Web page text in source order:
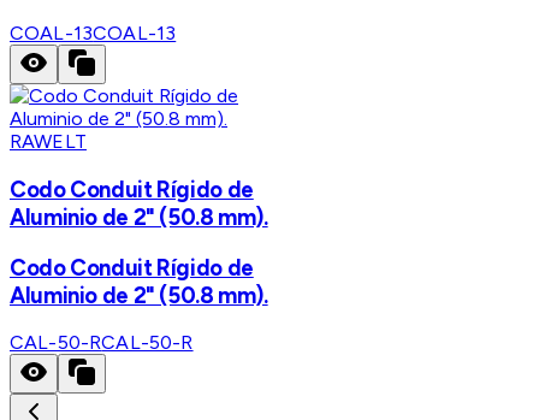
COAL-13COAL-13
RAWELT
Codo Conduit Rígido de
Aluminio de 2" (50.8 mm).
Codo Conduit Rígido de
Aluminio de 2" (50.8 mm).
CAL-50-RCAL-50-R